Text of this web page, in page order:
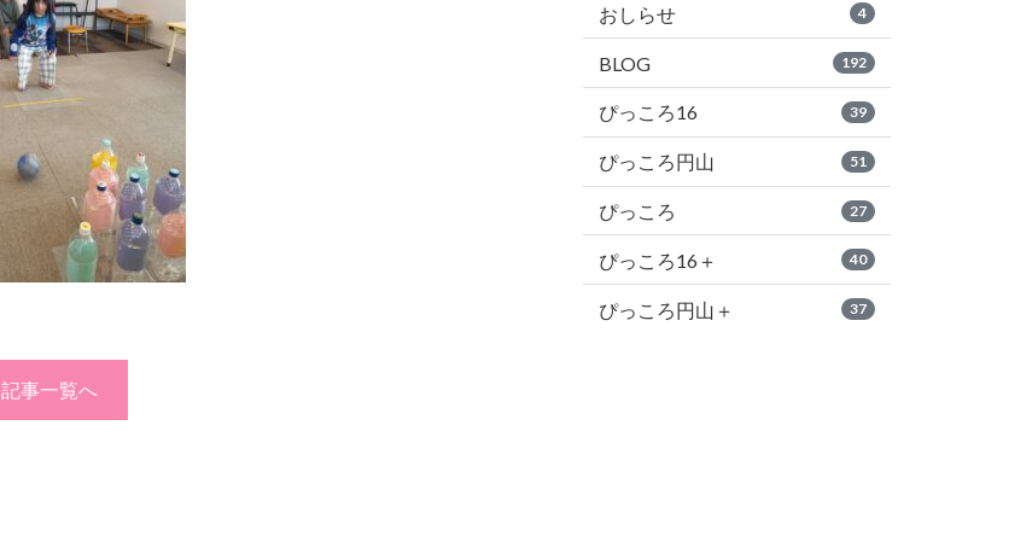
記事一覧へ
おしらせ 4
BLOG 192
ぴっころ16 39
ぴっころ円山 51
ぴっころ 27
ぴっころ16＋ 40
ぴっころ円山＋ 37